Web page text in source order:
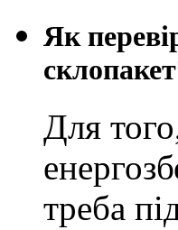
Як
Для
треба